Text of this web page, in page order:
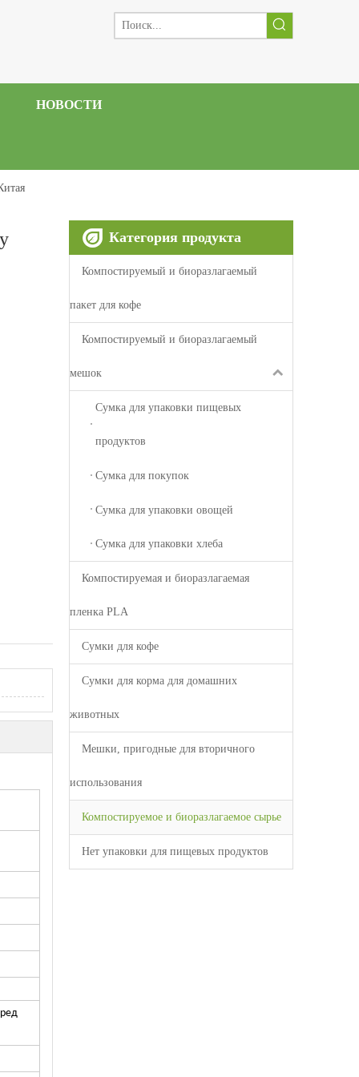
НОВОСТИ
Категория продукта
Компостируемый и биоразлагаемый
пакет для кофе
Компостируемый и биоразлагаемый
мешок
Сумка для упаковки пищевых
продуктов
Сумка для покупок
Сумка для упаковки овощей
Сумка для упаковки хлеба
Компостируемая и биоразлагаемая
пленка PLA
Сумки для кофе
Сумки для корма для домашних
животных
Мешки, пригодные для вторичного
использования
Компостируемое и биоразлагаемое сырье
Нет упаковки для пищевых продуктов